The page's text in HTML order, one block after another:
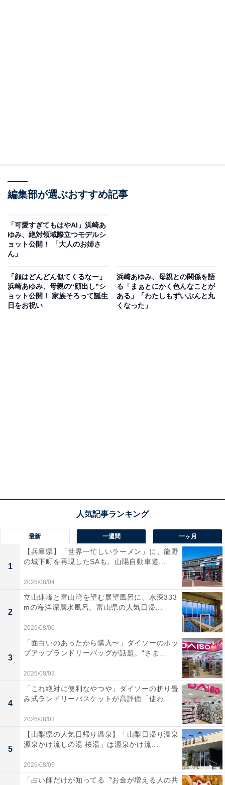
編集部が選ぶおすすめ記事
「可愛すぎてもはやAI」浜崎あ
ゆみ、絶対領域際立つモデルシ
ョット公開！ 「大人のお姉さ
ん」
「顔はどんどん似てくるなー」
浜崎あゆみ、母親の“顔出し”シ
ョット公開！ 家族そろって誕生
日をお祝い
浜崎あゆみ、母親との関係を語
る「まぁとにかく色んなことが
ある」「わたしもずいぶんと丸
くなった」
最新 一週間 一ヶ月
1
【兵庫県】「世界一忙しいラーメン」に、龍野
の城下町を再現したSAも。山陽自動車道...
2026/08/04
2
立山連峰と富山湾を望む展望風呂に、水深333
mの海洋深層水風呂。富山県の人気日帰...
2026/08/06
3
「面白いのあったから購入〜」ダイソーのポッ
プアップランドリーバッグが話題。“さま...
2026/08/03
4
「これ絶対に便利なやつや」ダイソーの折り畳
み式ランドリーバスケットが高評価「使わ...
2026/08/03
5
【山梨県の人気日帰り温泉】「山梨日帰り温泉
源泉かけ流しの湯 桜湯」は源泉かけ流...
2026/08/05
「占い師だけが知ってる〝お金が増える人の共